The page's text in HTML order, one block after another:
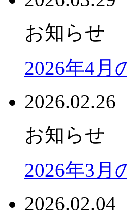
お知らせ
2026年4月
2026.02.26
お知らせ
2026年3月
2026.02.04